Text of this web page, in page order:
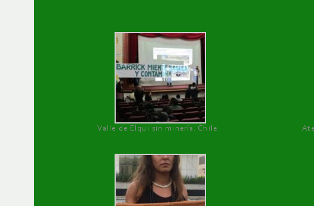
Valle de Elqui sin minería. Chile